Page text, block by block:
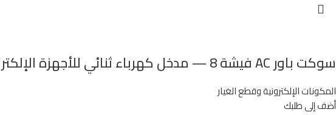
سوكت باور AC فيشة 8 — مدخل كهرباء ثنائي للأجهزة الإلكترونية
المكونات الإلكترونية وقطع الغيار
أضف إلى طلبك